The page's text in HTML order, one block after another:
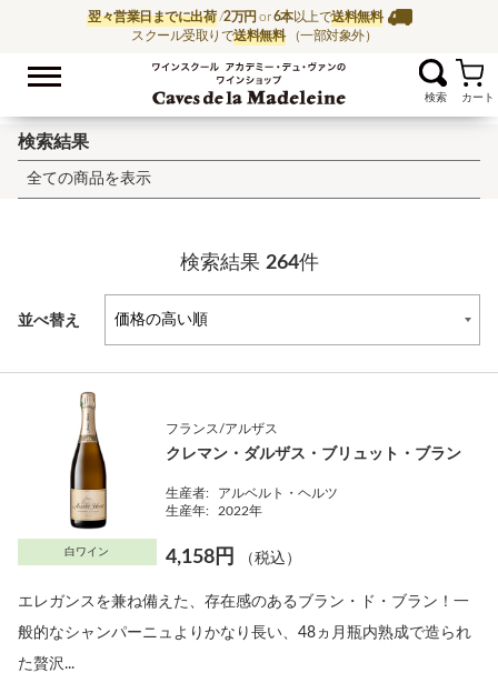
翌々営業日までに出荷/2万円 or6本以上で送料無料
スクール受取りで送料無料 （一部対象外）
ワイン通販ならワイ
お気に入
検索結果
全ての商品を表示
検索結果 264件
並べ替え
白ワイン
フランス/アルザス
クレマン・ダルザス・ブリュット・ブラン
生産者:
アルベルト・ヘルツ
生産年:
2022年
4,158円 （税込）
エレガンスを兼ね備えた、存在感のあるブラン・ド・ブラン！一
般的なシャンパーニュよりかなり長い、48ヵ月瓶内熟成で造られ
た贅沢...